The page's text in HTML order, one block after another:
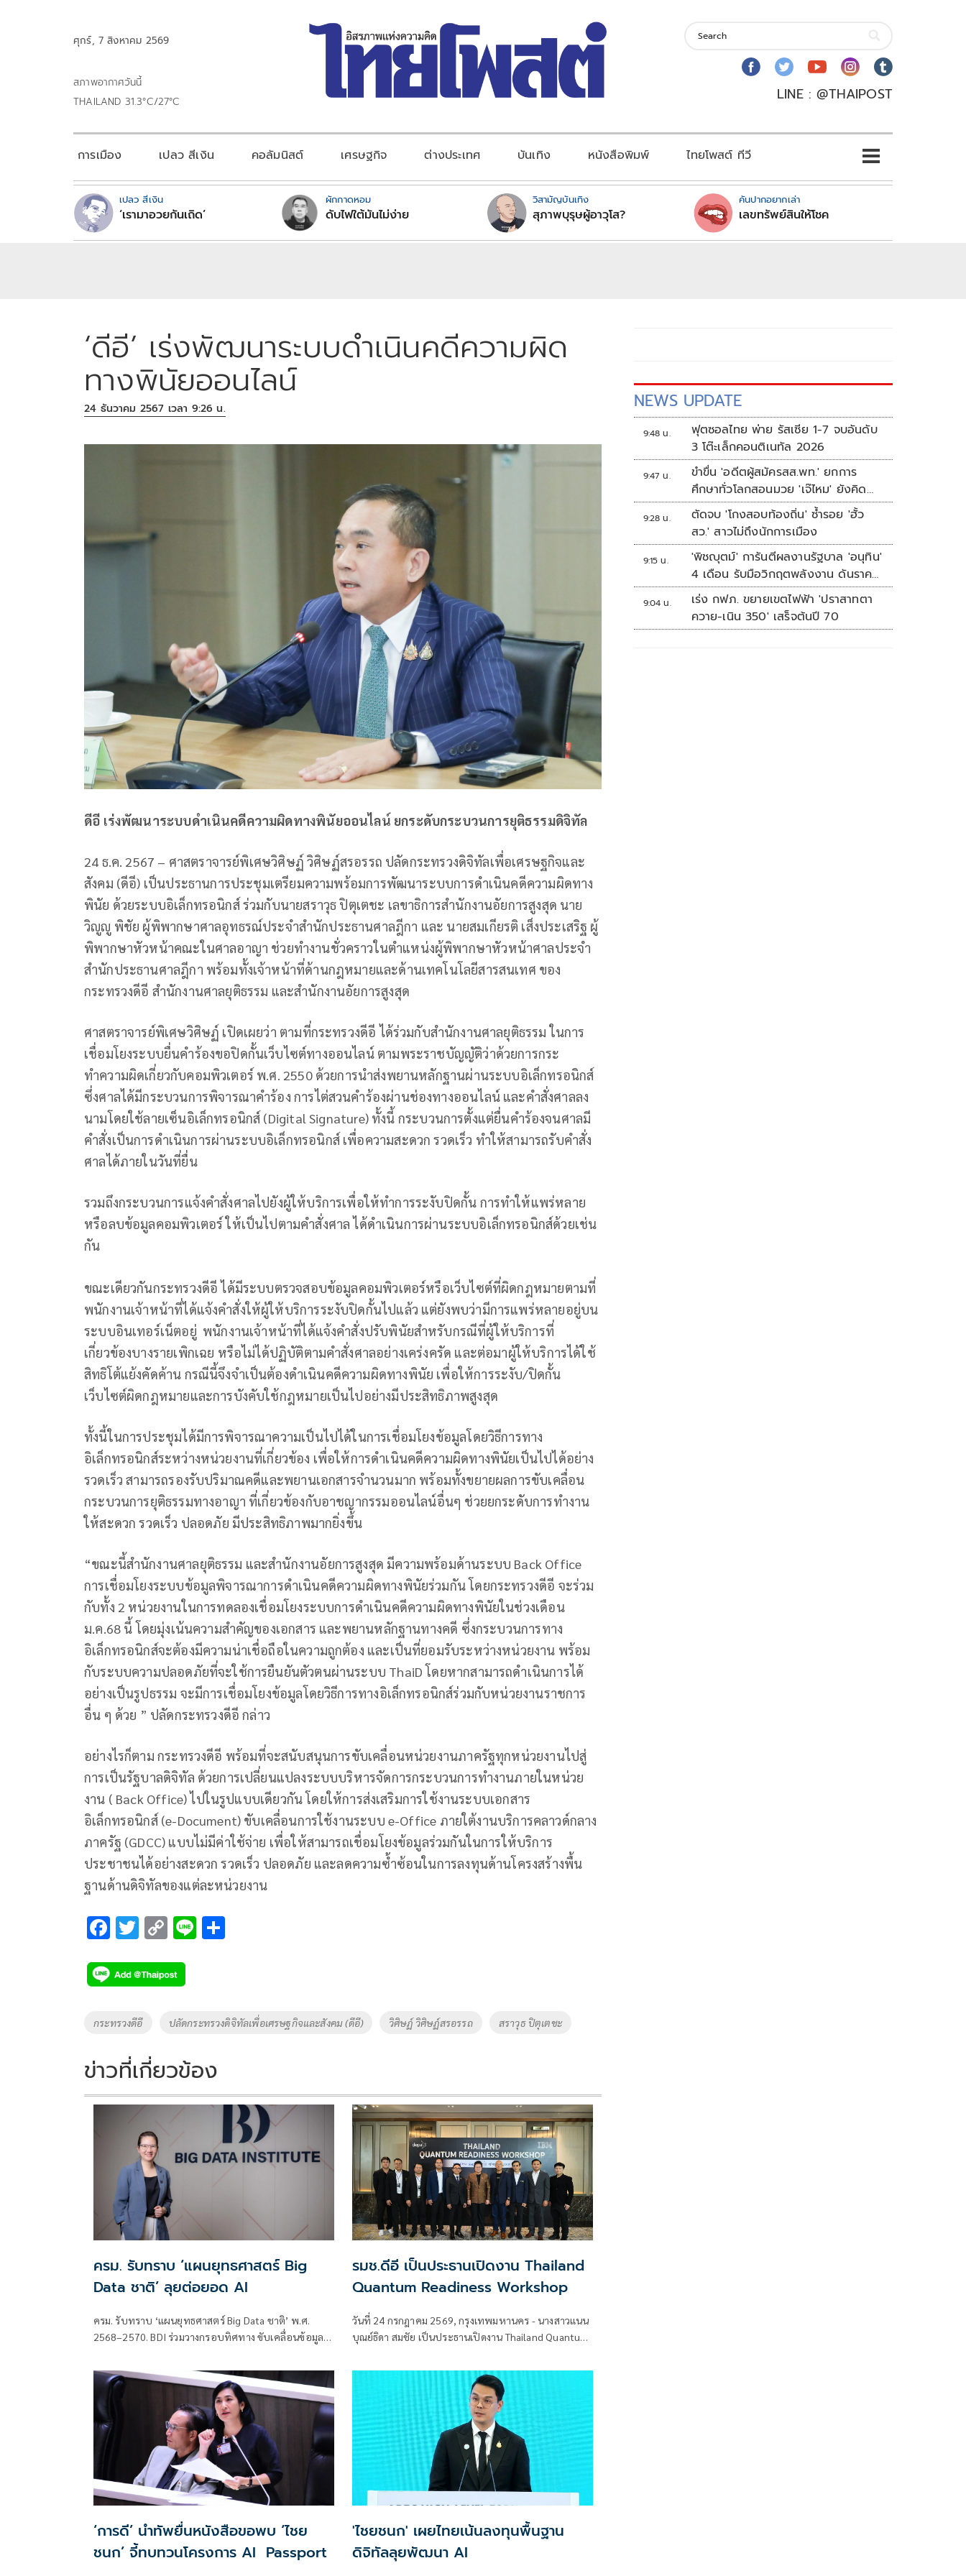
ศุกร์, 7 สิงหาคม 2569
สภาพอากาศวันนี้
THAILAND 31.3°C/27°C
LINE : @THAIPOST
การเมือง เปลว สีเงิน คอลัมนิสต์ เศรษฐกิจ ต่างประเทศ บันเทิง หนังสือพิมพ์ ไทยโพสต์ ทีวี
เปลว สีเงิน
‘เรามาอวยกันเถิด’
ผักกาดหอม
ดับไฟใต้มันไม่ง่าย
วิสามัญบันเทิง
สุภาพบุรุษผู้อาวุโส?
คันปากอยากเล่า
เลขทรัพย์สินให้โชค
‘ดีอี’ เร่งพัฒนาระบบดำเนินคดีความผิด
ทางพินัยออนไลน์
24 ธันวาคม 2567 เวลา 9:26 น.
ดีอี เร่งพัฒนาระบบดำเนินคดีความผิดทางพินัยออนไลน์ ยกระดับกระบวนการยุติธรรมดิจิทัล
24 ธ.ค. 2567 – ศาสตราจารย์พิเศษวิศิษฏ์ วิศิษฏ์สรอรรถ ปลัดกระทรวงดิจิทัลเพื่อเศรษฐกิจและ
สังคม (ดีอี) เป็นประธานการประชุมเตรียมความพร้อมการพัฒนาระบบการดำเนินคดีความผิดทาง
พินัย ด้วยระบบอิเล็กทรอนิกส์ ร่วมกับนายสราวุธ ปิตุเตชะ เลขาธิการสำนักงานอัยการสูงสุด นาย
วิญูญู พิชัย ผู้พิพากษาศาลอุทธรณ์ประจำสำนักประธานศาลฎีกา และ นายสมเกียรติ เส็งประเสริฐ ผู้
พิพากษาหัวหน้าคณะในศาลอาญา ช่วยทำงานชั่วคราวในตำแหน่งผู้พิพากษาหัวหน้าศาลประจำ
สำนักประธานศาลฎีกา พร้อมทั้งเจ้าหน้าที่ด้านกฎหมายและด้านเทคโนโลยีสารสนเทศ ของ
กระทรวงดีอี สำนักงานศาลยุติธรรม และสำนักงานอัยการสูงสุด
ศาสตราจารย์พิเศษวิศิษฏ์ เปิดเผยว่า ตามที่กระทรวงดีอี ได้ร่วมกับสำนักงานศาลยุติธรรม ในการ
เชื่อมโยงระบบยื่นคำร้องขอปิดกั้นเว็บไซต์ทางออนไลน์ ตามพระราชบัญญัติว่าด้วยการกระ
ทำความผิดเกี่ยวกับคอมพิวเตอร์ พ.ศ. 2550 ด้วยการนำส่งพยานหลักฐานผ่านระบบอิเล็กทรอนิกส์
ซึ่งศาลได้มีกระบวนการพิจารณาคำร้อง การไต่สวนคำร้องผ่านช่องทางออนไลน์ และคำสั่งศาลลง
นามโดยใช้ลายเซ็นอิเล็กทรอนิกส์ (Digital Signature) ทั้งนี้ กระบวนการตั้งแต่ยื่นคำร้องจนศาลมี
คำสั่งเป็นการดำเนินการผ่านระบบอิเล็กทรอนิกส์ เพื่อความสะดวก รวดเร็ว ทำให้สามารถรับคำสั่ง
ศาลได้ภายในวันที่ยื่น
รวมถึงกระบวนการแจ้งคำสั่งศาลไปยังผู้ให้บริการเพื่อให้ทำการระงับปิดกั้น การทำให้แพร่หลาย
หรือลบข้อมูลคอมพิวเตอร์ ให้เป็นไปตามคำสั่งศาล ได้ดำเนินการผ่านระบบอิเล็กทรอนิกส์ด้วยเช่น
กัน
ขณะเดียวกันกระทรวงดีอี ได้มีระบบตรวจสอบข้อมูลคอมพิวเตอร์หรือเว็บไซต์ที่ผิดกฎหมายตามที่
พนักงานเจ้าหน้าที่ได้แจ้งคำสั่งให้ผู้ให้บริการระงับปิดกั้นไปแล้ว แต่ยังพบว่ามีการแพร่หลายอยู่บน
ระบบอินเทอร์เน็ตอยู่ พนักงานเจ้าหน้าที่ได้แจ้งคำสั่งปรับพินัยสำหรับกรณีที่ผู้ให้บริการที่
เกี่ยวข้องบางรายเพิกเฉย หรือไม่ได้ปฏิบัติตามคำสั่งศาลอย่างเคร่งครัด และต่อมาผู้ให้บริการได้ใช้
สิทธิโต้แย้งคัดค้าน กรณีนี้จึงจำเป็นต้องดำเนินคดีความผิดทางพินัย เพื่อให้การระงับ/ปิดกั้น
เว็บไซต์ผิดกฎหมายและการบังคับใช้กฎหมายเป็นไปอย่างมีประสิทธิภาพสูงสุด
ทั้งนี้ในการประชุมได้มีการพิจารณาความเป็นไปได้ในการเชื่อมโยงข้อมูลโดยวิธีการทาง
อิเล็กทรอนิกส์ระหว่างหน่วยงานที่เกี่ยวข้อง เพื่อให้การดำเนินคดีความผิดทางพินัยเป็นไปได้อย่าง
รวดเร็ว สามารถรองรับปริมาณคดีและพยานเอกสารจำนวนมาก พร้อมทั้งขยายผลการขับเคลื่อน
กระบวนการยุติธรรมทางอาญา ที่เกี่ยวข้องกับอาชญากรรมออนไลน์อื่นๆ ช่วยยกระดับการทำงาน
ให้สะดวก รวดเร็ว ปลอดภัย มีประสิทธิภาพมากยิ่งขึ้น
“ขณะนี้สำนักงานศาลยุติธรรม และสำนักงานอัยการสูงสุด มีความพร้อมด้านระบบ Back Office
การเชื่อมโยงระบบข้อมูลพิจารณาการดำเนินคดีความผิดทางพินัยร่วมกัน โดยกระทรวงดีอี จะร่วม
กับทั้ง 2 หน่วยงานในการทดลองเชื่อมโยงระบบการดำเนินคดีความผิดทางพินัยในช่วงเดือน
ม.ค.68 นี้ โดยมุ่งเน้นความสำคัญของเอกสาร และพยานหลักฐานทางคดี ซึ่งกระบวนการทาง
อิเล็กทรอนิกส์จะต้องมีความน่าเชื่อถือในความถูกต้อง และเป็นที่ยอมรับระหว่างหน่วยงาน พร้อม
กับระบบความปลอดภัยที่จะใช้การยืนยันตัวตนผ่านระบบ ThaiD โดยหากสามารถดำเนินการได้
อย่างเป็นรูปธรรม จะมีการเชื่อมโยงข้อมูลโดยวิธีการทางอิเล็กทรอนิกส์ร่วมกับหน่วยงานราชการ
อื่น ๆ ด้วย ” ปลัดกระทรวงดีอี กล่าว
อย่างไรก็ตาม กระทรวงดีอี พร้อมที่จะสนับสนุนการขับเคลื่อนหน่วยงานภาครัฐทุกหน่วยงานไปสู่
การเป็นรัฐบาลดิจิทัล ด้วยการเปลี่ยนแปลงระบบบริหารจัดการกระบวนการทำงานภายในหน่วย
งาน ( Back Office) ไปในรูปแบบเดียวกัน โดยให้การส่งเสริมการใช้งานระบบเอกสาร
อิเล็กทรอนิกส์ (e-Document) ขับเคลื่อนการใช้งานระบบ e-Office ภายใต้งานบริการคลาวด์กลาง
ภาครัฐ (GDCC) แบบไม่มีค่าใช้จ่าย เพื่อให้สามารถเชื่อมโยงข้อมูลร่วมกันในการให้บริการ
ประชาชนได้อย่างสะดวก รวดเร็ว ปลอดภัย และลดความซ้ำซ้อนในการลงทุนด้านโครงสร้างพื้น
ฐานด้านดิจิทัลของแต่ละหน่วยงาน
F
e
b
o
k
T
tt
er
C
p
y
Li
k
Li
Tags
กระทรวงดีอี ปลัดกระทรวงดิจิทัลเพื่อเศรษฐกิจและสังคม (ดีอี) วิศิษฏ์ วิศิษฏ์สรอรรถ สราวุธ ปิตุเตชะ
ข่าวที่เกี่ยวข้อง
ครม. รับทราบ ‘แผนยุทธศาสตร์ Big
Data ชาติ’ ลุยต่อยอด AI
ครม. รับทราบ ‘แผนยุทธศาสตร์ Big Data ชาติ’ พ.ศ.
2568–2570. BDI ร่วมวางกรอบทิศทาง ขับเคลื่อนข้อมูล
ไทย
รมช.ดีอี เป็นประธานเปิดงาน Thailand
Quantum Readiness Workshop
วันที่ 24 กรกฎาคม 2569, กรุงเทพมหานคร - นางสาวแนน
บุณย์ธิดา สมชัย เป็นประธานเปิดงาน Thailand Quantum
มุมมองอนาคตเทคโนโลยีควอนตัม ที่จัดโดย ดีป้า และ
‘การดี’ นำทัพยื่นหนังสือขอพบ ‘ไชย
ชนก’ จี้ทบทวนโครงการ AI Passport
'ไชยชนก' เผยไทยเน้นลงทุนพื้นฐาน
ดิจิทัลลุยพัฒนา AI
NEWS UPDATE
9:48 น.
ฟุตซอลไทย พ่าย รัสเซีย 1-7 จบอันดับ
3 โต๊ะเล็กคอนติเนทัล 2026
9:47 น.
ขำขื่น 'อดีตผู้สมัครสส.พท.' ยกการ
ศึกษาทั่วโลกสอนมวย 'เจ๊ไหม' ยังคิด
แบบระบบราชการเดิม
9:28 น.
ตัดจบ 'โกงสอบท้องถิ่น' ซ้ำรอย 'ฮั้ว
สว.' สาวไม่ถึงนักการเมือง
9:15 น.
'พิชญุตม์' การันตีผลงานรัฐบาล 'อนุทิน'
4 เดือน รับมือวิกฤตพลังงาน ดันราคา
ข้าว-ยาง-ปาล์ม พุ่งต่อเนื่อง พร้อมอัด
มาตรการช่วยลดต้นทุน-ขยายตลาดโลก
9:04 น.
เร่ง กฟภ. ขยายเขตไฟฟ้า 'ปราสาทตา
ควาย-เนิน 350' เสร็จต้นปี 70